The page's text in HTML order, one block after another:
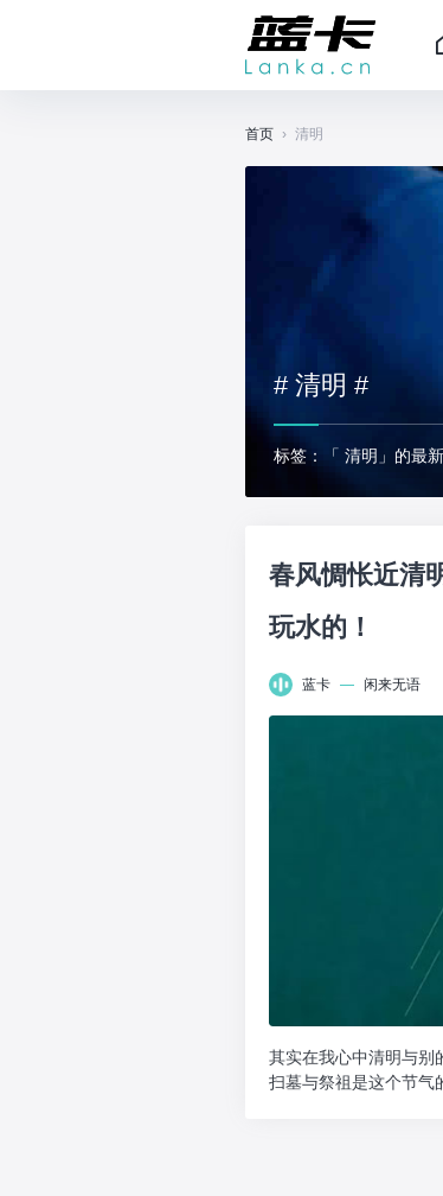
首页 › 清明
# 清明 #
标签：「 清明」的最
春风惆怅近清
玩水的！
蓝卡 — 闲来无语
其实在我心中清明与别
扫墓与祭祖是这个节气